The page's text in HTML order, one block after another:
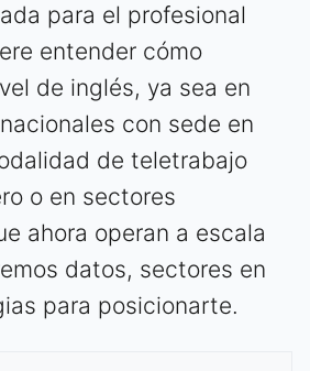
para el profesional
entender cómo
de inglés, ya sea en
con sede en
de teletrabajo
o en sectores
ahora operan a escala
datos, sectores en
para posicionarte.